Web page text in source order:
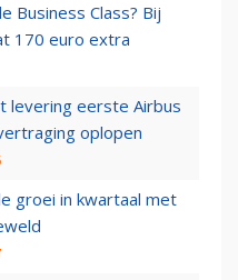
Business Class? Bij
170 euro extra
levering eerste Airbus
oplopen
groei in kwartaal met